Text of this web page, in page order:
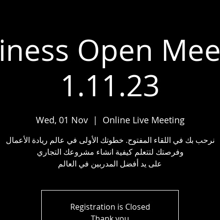
Open
1.11.23
Wed, 01 Nov
  |
Online Live Meeting
نرحب بك في اللقاء المفتوح. خطوتك الأولى في عالم ريادة الأعمال
وفرصتك لتتعلم كيفية انشاء مشروعك التجاري
على يد أفضل المدربين في العالم
Registration is Closed